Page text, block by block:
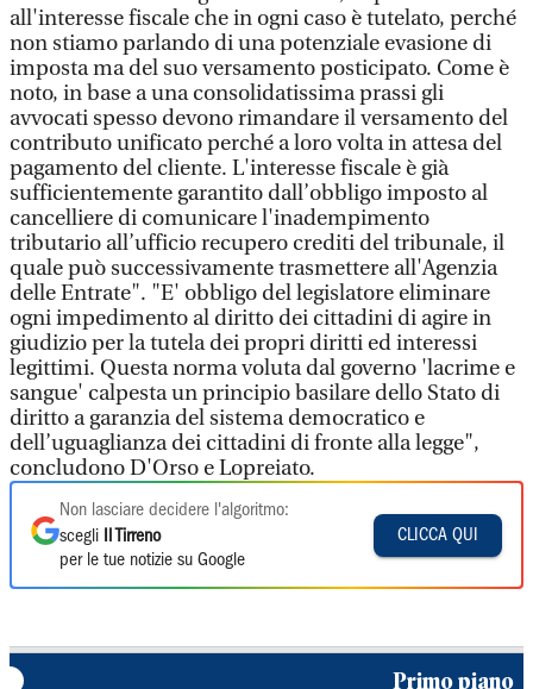
all'interesse fiscale che in ogni caso è tutelato, perché
non stiamo parlando di una potenziale evasione di
imposta ma del suo versamento posticipato. Come è
noto, in base a una consolidatissima prassi gli
avvocati spesso devono rimandare il versamento del
contributo unificato perché a loro volta in attesa del
pagamento del cliente. L'interesse fiscale è già
sufficientemente garantito dall’obbligo imposto al
cancelliere di comunicare l'inadempimento
tributario all’ufficio recupero crediti del tribunale, il
quale può successivamente trasmettere all'Agenzia
delle Entrate". "E' obbligo del legislatore eliminare
ogni impedimento al diritto dei cittadini di agire in
giudizio per la tutela dei propri diritti ed interessi
legittimi. Questa norma voluta dal governo 'lacrime e
sangue' calpesta un principio basilare dello Stato di
diritto a garanzia del sistema democratico e
dell’uguaglianza dei cittadini di fronte alla legge",
concludono D'Orso e Lopreiato.
Non lasciare decidere l'algoritmo:
scegli
Il Tirreno
per le tue notizie su Google
CLICCA QUI
Primo piano